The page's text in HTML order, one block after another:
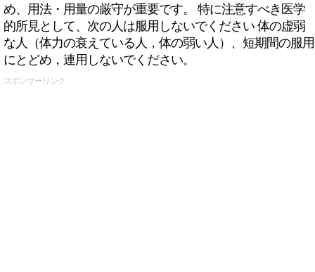
め、用法・用量の厳守が重要です。 特に注意すべき医学
的所見として、次の人は服用しないでください 体の虚弱
な人（体力の衰えている人，体の弱い人）、短期間の服用
にとどめ，連用しないでください。
スポンサーリンク